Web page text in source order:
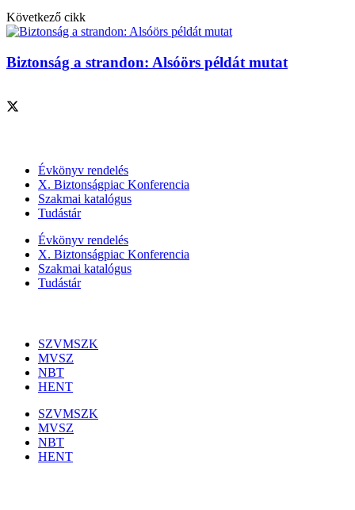
Következő cikk
Biztonság a strandon: Alsóörs példát mutat
Évkönyv rendelés
X. Biztonságpiac Konferencia
Szakmai katalógus
Tudástár
Évkönyv rendelés
X. Biztonságpiac Konferencia
Szakmai katalógus
Tudástár
SZVMSZK
MVSZ
NBT
HENT
SZVMSZK
MVSZ
NBT
HENT